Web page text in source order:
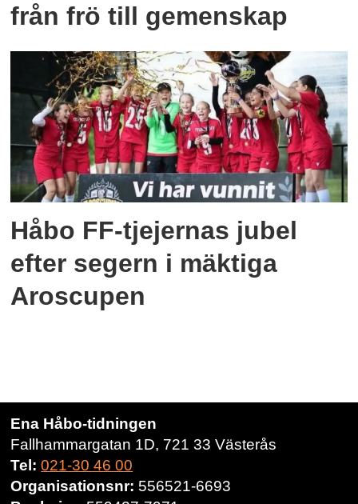
från frö till gemenskap
Håbo FF-tjejernas jubel
efter segern i mäktiga
Aroscupen
Ena Håbo-tidningen
Fallhammargatan 1D, 721 33 Västerås
Tel: 021-30 46 00
Organisationsnr: 556521-6693